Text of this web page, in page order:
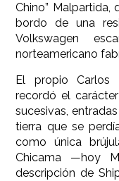
Chino” Malpartida,
bordo de una
Volkswagen
norteamericano
El propio Carlos
recordó el
sucesivas,
tierra que se
como única
Chicama —hoy
descripción de